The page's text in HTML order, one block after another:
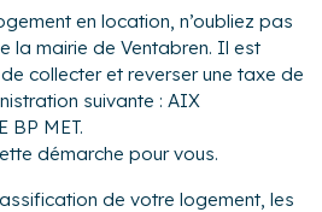
en location, n’oubliez pas
la mairie de Ventabren. Il est
collecter et reverser une taxe de
suivante : AIX
BP MET.
démarche pour vous.
de votre logement, les